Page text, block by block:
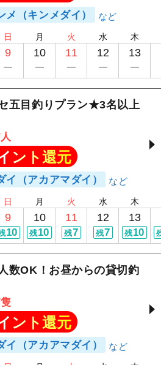
メ（キンメダイ）
日
9
月
10
火
11
水
12
木
13
五目釣りプラン★3名以上
ント還元
イ（アカアマダイ）
日
9
10
月
10
残10
火
11
残7
水
12
残7
木
13
残10
OK！お昼からの貸切釣
ント還元
イ（アカアマダイ）